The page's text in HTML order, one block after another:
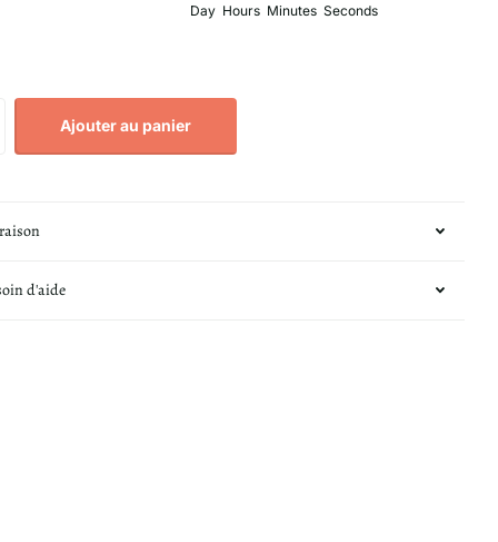
Day Hours Minutes Seconds
Ajouter au panier
d'aide